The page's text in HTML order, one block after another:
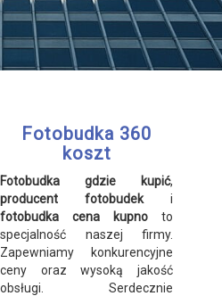
Fotobudka 360
koszt
Fotobudka gdzie kupić,
producent fotobudeki
fotobudka cena kupno to
specjalność naszej firmy.
Zapewniamy konkurencyjne
ceny oraz wysoką jakość
obsługi. Serdecznie